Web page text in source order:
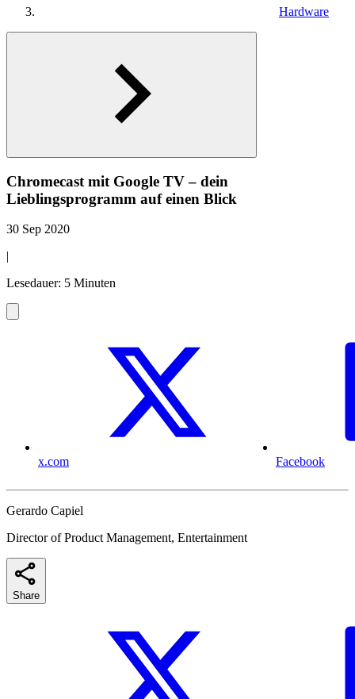
Hardware
Chromecast mit Google TV – dein
Lieblingsprogramm auf einen Blick
30 Sep 2020
|
Lesedauer: 5 Minuten
x.com Facebook
Gerardo Capiel
Director of Product Management, Entertainment
Share